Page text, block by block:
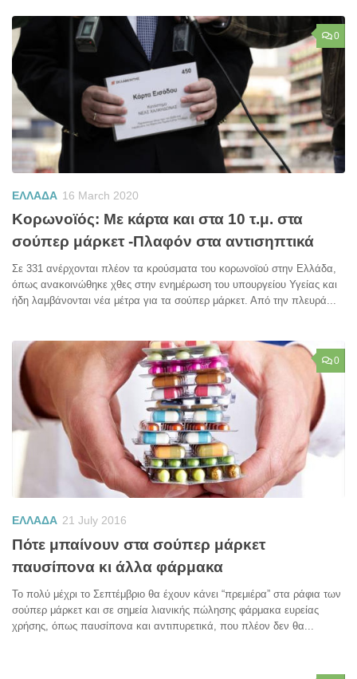
0
ΕΛΛΑΔΑ 16 March 2020
Κορωνοϊός: Με κάρτα και στα 10 τ.μ. στα
σούπερ μάρκετ -Πλαφόν στα αντισηπτικά
Σε 331 ανέρχονται πλέον τα κρούσματα του κορωνοϊού στην Ελλάδα,
όπως ανακοινώθηκε χθες στην ενημέρωση του υπουργείου Υγείας και
ήδη λαμβάνονται νέα μέτρα για τα σούπερ μάρκετ. Από την πλευρά...
0
ΕΛΛΑΔΑ 21 July 2016
Πότε μπαίνουν στα σούπερ μάρκετ
παυσίπονα κι άλλα φάρμακα
Το πολύ μέχρι το Σεπτέμβριο θα έχουν κάνει “πρεμιέρα” στα ράφια των
σούπερ μάρκετ και σε σημεία λιανικής πώλησης φάρμακα ευρείας
χρήσης, όπως παυσίπονα και αντιπυρετικά, που πλέον δεν θα...